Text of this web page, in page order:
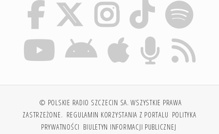
© POLSKIE RADIO SZCZECIN SA. WSZYSTKIE PRAWA
ZASTRZEŻONE. REGULAMIN KORZYSTANIA Z PORTALU POLITYKA
PRYWATNOŚCI BIULETYN INFORMACJI PUBLICZNEJ